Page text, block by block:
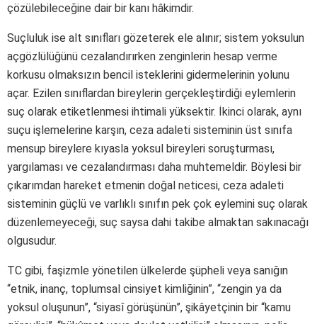
çözülebileceğine dair bir kanı hâkimdir.
Suçluluk ise alt sınıfları gözeterek ele alınır; sistem yoksulun
açgözlülüğünü cezalandırırken zenginlerin hesap verme
korkusu olmaksızın bencil isteklerini gidermelerinin yolunu
açar. Ezilen sınıflardan bireylerin gerçekleştirdiği eylemlerin
suç olarak etiketlenmesi ihtimali yüksektir. İkinci olarak, aynı
suçu işlemelerine karşın, ceza adaleti sisteminin üst sınıfa
mensup bireylere kıyasla yoksul bireyleri soruşturması,
yargılaması ve cezalandırması daha muhtemeldir. Böylesi bir
çıkarımdan hareket etmenin doğal neticesi, ceza adaleti
sisteminin güçlü ve varlıklı sınıfın pek çok eylemini suç olarak
düzenlemeyeceği, suç saysa dahi takibe almaktan sakınacağı
olgusudur.
TC gibi, faşizmle yönetilen ülkelerde şüpheli veya sanığın
“etnik, inanç, toplumsal cinsiyet kimliğinin”, “zengin ya da
yoksul oluşunun”, “siyasî görüşünün”, şikâyetçinin bir “kamu